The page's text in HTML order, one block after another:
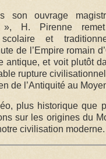
son ouvrage
», H. Pirenne
scolaire et
de l’Empire romain
antique, et voit plutôt
rupture
de l’Antiquité au
plus historique que
sur les origines du
civilisation moderne.